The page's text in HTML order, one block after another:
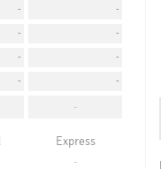
- -
- -
- -
- -
-
Express
-